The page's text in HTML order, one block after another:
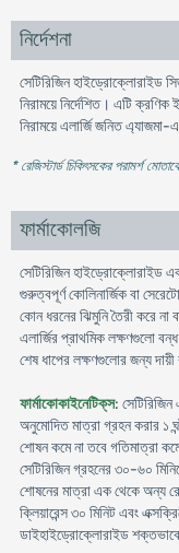
নির্দেশনা
সেটিরিজিন হাইড্রোক্লোরাইড
নিরাময়ে নির্দেশিত। এটি
নিরাময়ে এলার্জি জনিত এ্যাজমা-
* রেজিস্টার্ড চিকিৎসকের পরামর্শ
ফার্মাকোলজি
সেটিরিজিন হাইড্রোক্লোরাইড
গুরুত্বপূর্ণ কোলিনার্জিক বা
কোন ধরনের ঝিমুনি তৈরী করে না
এলার্জির প্রাথমিক লক্ষণগুলো
শেষ ধাপের লক্ষণগুলোর জন্য
ফার্মাকোকাইনেটিক্‌স:
অনুমোদিত মাত্রা গ্রহন করার ১
শোষন কমে না তবে গতিমাত্রা
সেটিরিজিন গ্রহনের ৩০-৬০
শোষনের মাত্রা এক থেকে অন্য
ক্লিয়ারেন্স ৩০ মিনিট এবং
ডাইহাইড্রোক্লোরাইড